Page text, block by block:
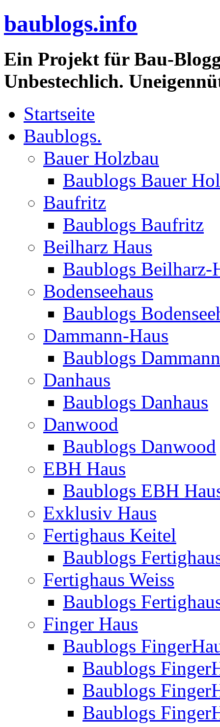
baublogs.info
Ein Projekt für Bau-
Unbestechlich.
Startseite
Baublogs.
Bauer Holzbau
Baublogs Bauer
Baufritz
Baublogs Baufritz
Beilharz Haus
Baublogs Beilharz-
Bodenseehaus
Baublogs
Dammann-Haus
Baublogs
Danhaus
Baublogs Danhaus
Danwood
Baublogs Danwood
EBH Haus
Baublogs EBH
Exklusiv Haus
Fertighaus Keitel
Baublogs
Fertighaus Weiss
Baublogs
Finger Haus
Baublogs
Baublogs
Baublogs
Baublogs